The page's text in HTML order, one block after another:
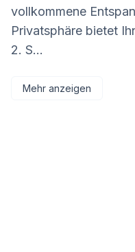
vollkommene
Privatsphäre bietet
2. S...
Mehr anzeigen